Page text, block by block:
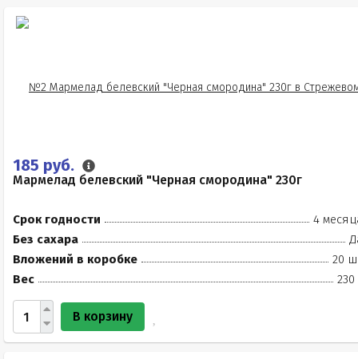
185 руб.
Мармелад белевский "Черная смородина" 230г
Срок годности
4
Без сахара
Вложений в коробке
20
Вес
230
В корзину